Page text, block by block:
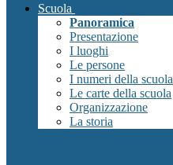
Scuola
Panoramica
Presentazione
I luoghi
Le persone
I numeri della scuola
Le carte della scuola
Organizzazione
La storia